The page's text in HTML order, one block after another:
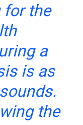
the
a
is as
the